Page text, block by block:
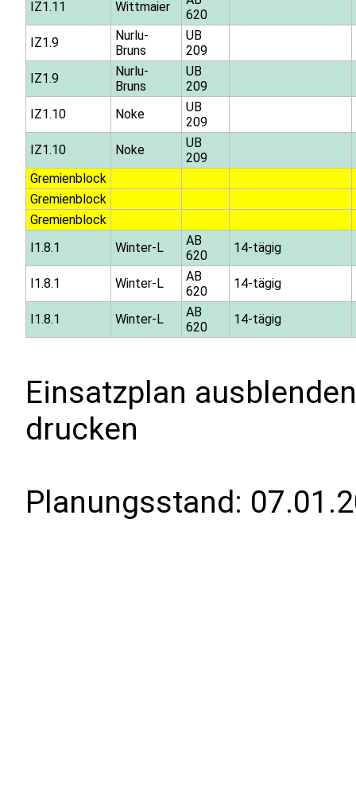
IZ1.11 Wittmaier
620
IZ1.9
Nurlu-
Bruns
UB
209
IZ1.9
Nurlu-
Bruns
UB
209
IZ1.10 Noke
UB
209
IZ1.10 Noke
UB
209
Gremienblock
Gremienblock
Gremienblock
I1.8.1
Winter-L
AB
620
14-tägig
I1.8.1 Winter-L
AB
620
14-tägig
I1.8.1 Winter-L
AB
620
14-tägig
Einsatzplan
drucken
Planungsstand: